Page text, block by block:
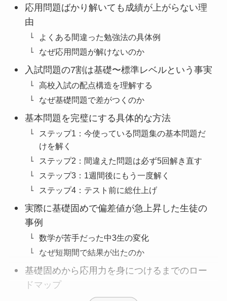
応用問題ばかり解いても成績が上がらない理
由
よくある間違った勉強法の具体例
なぜ応用問題が解けないのか
入試問題の7割は基礎〜標準レベルという事実
高校入試の配点構造を理解する
なぜ基礎問題で差がつくのか
基本問題を完璧にする具体的な方法
ステップ1：今使っている問題集の基本問題だ
けを解く
ステップ2：間違えた問題は必ず5回解き直す
ステップ3：1週間後にもう一度解く
ステップ4：テスト前に総仕上げ
実際に基礎固めで偏差値が急上昇した生徒の
事例
数学が苦手だった中3生の変化
なぜ短期間で結果が出たのか
基礎固めから応用力を身につけるまでのロー
ドマップ